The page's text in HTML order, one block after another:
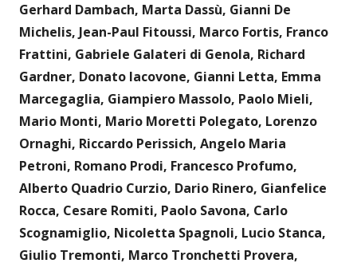
Gerhard Dambach, Marta Dassù, Gianni De
Michelis, Jean-Paul Fitoussi, Marco Fortis, Franco
Frattini, Gabriele Galateri di Genola, Richard
Gardner, Donato Iacovone, Gianni Letta, Emma
Marcegaglia, Giampiero Massolo, Paolo Mieli,
Mario Monti, Mario Moretti Polegato, Lorenzo
Ornaghi, Riccardo Perissich, Angelo Maria
Petroni, Romano Prodi, Francesco Profumo,
Alberto Quadrio Curzio, Dario Rinero, Gianfelice
Rocca, Cesare Romiti, Paolo Savona, Carlo
Scognamiglio, Nicoletta Spagnoli, Lucio Stanca,
Giulio Tremonti, Marco Tronchetti Provera,